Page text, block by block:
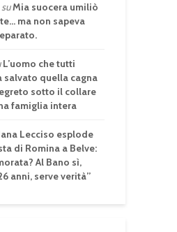
suMia suocera umiliò
ma non sapeva
L’uomo che tutti
salvato quella cagna
sotto il collare
famiglia intera
Lecciso esplode
di Romina a Belve:
Al Bano sì,
anni, serve verità”